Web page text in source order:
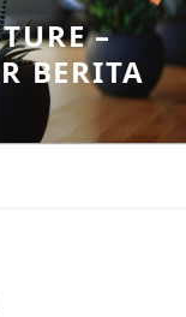
–
BERITA